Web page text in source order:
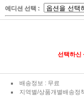
에디션 선택 :
선택하신
배송정보 : 무료
지역별/상품개별배송정